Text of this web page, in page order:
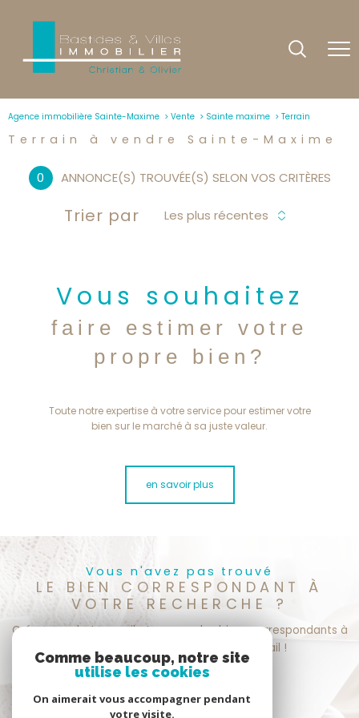
Agence immobilière Sainte-Maxime Vente Sainte maxime Terrain
Terrain à vendre Sainte-Maxime
0 ANNONCE(S) TROUVÉE(S) SELON VOS CRITÈRES
Trier par Les plus récentes
Vous souhaitez
faire estimer votre
propre bien?
Toute notre expertise à votre service pour estimer votre
bien sur le marché à sa juste valeur.
en savoir plus
Vous n'avez pas trouvé
LE BIEN CORRESPONDANT À
VOTRE RECHERCHE ?
Créer une alerte email et recevez les biens correspondants à
votre recherche dans votre boîte mail !
créer l'alerte
Comme beaucoup, notre site
utilise les cookies
On aimerait vous accompagner pendant
votre visite.